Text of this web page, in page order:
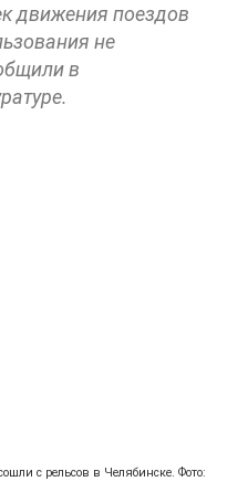
движения поездов
не
в
с рельсов в Челябинске. Фото: